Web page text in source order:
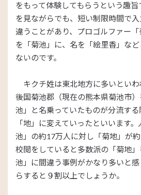
をもって体験してもらうという趣
を見ながらでも、短い制限時間で
違うことがあり、プロゴルファー
を「菊池」に、名を「絵里香」な
ないのです。
キクチ姓は東北地方に多いといわ
後国菊池郡（現在の熊本県菊池市
池」と名乗っていたものが分流する
「地」に変えていったといいます
池」の約17万人に対し「菊地」が約
校閲をしていると多数派の「菊地
池」に間違う事例がかなり多いと
らすると９割以上でしょうか。